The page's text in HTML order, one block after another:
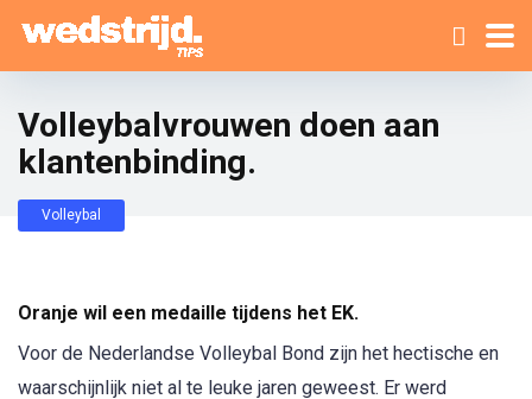
Volleybalvrouwen doen aan
klantenbinding.
Volleybal
Oranje wil een medaille tijdens het EK.
Voor de Nederlandse Volleybal Bond zijn het hectische en
waarschijnlijk niet al te leuke jaren geweest. Er werd